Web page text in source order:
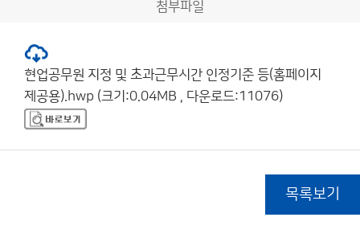
첨부파일
현업공무원 지정 및 초과근무시간 인정기준 등(홈페이지
제공용).hwp (크기:0.04MB , 다운로드:11076)
목록보기